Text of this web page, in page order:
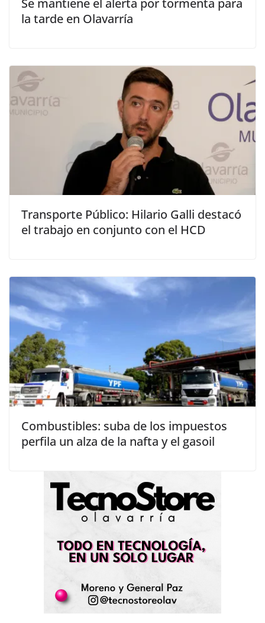
la tarde en Olavarría
Transporte Público: Hilario Galli destacó
el trabajo en conjunto con el HCD
Combustibles: suba de los impuestos
perfila un alza de la nafta y el gasoil